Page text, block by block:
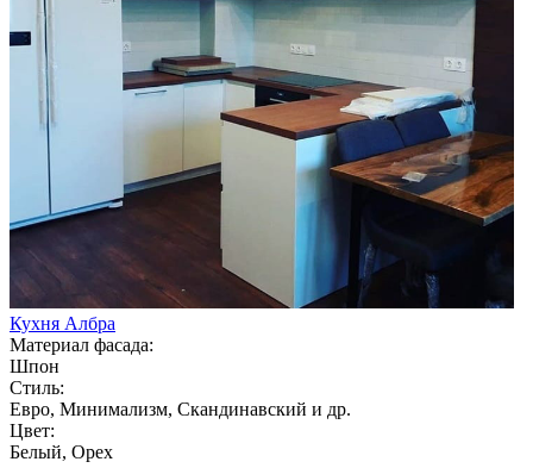
Кухня Албра
Материал фасада:
Шпон
Стиль:
Евро, Минимализм, Скандинавский и др.
Цвет:
Белый, Орех